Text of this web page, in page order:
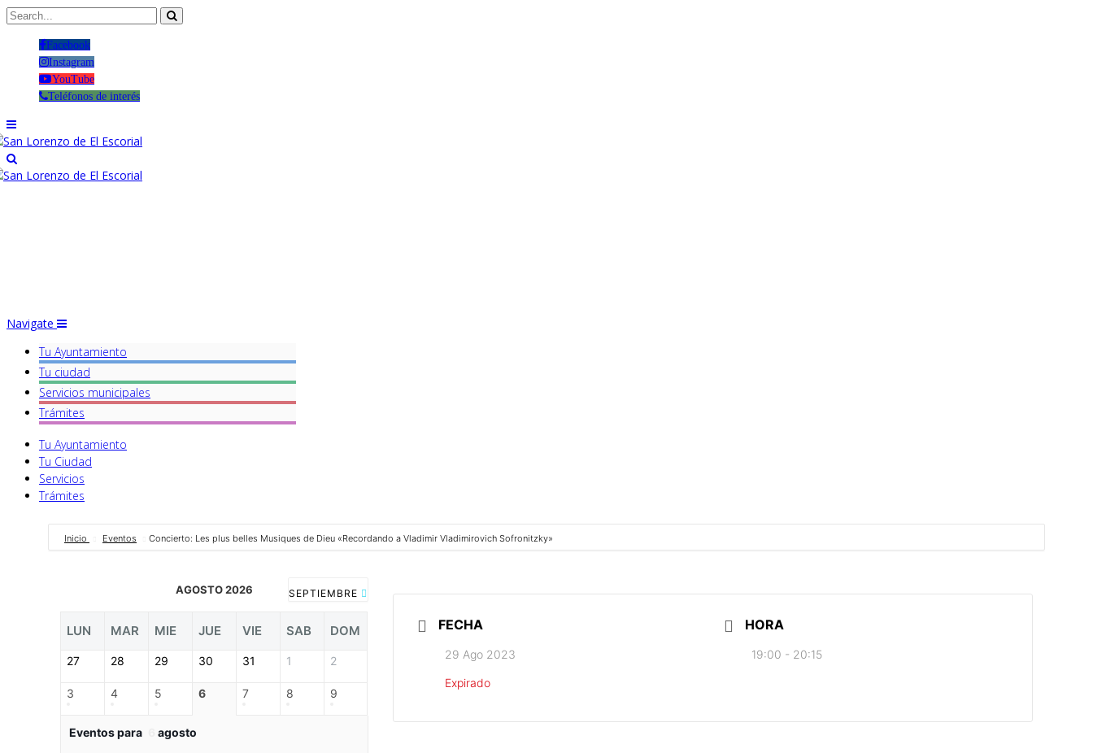
Facebook
Instagram
YouTube
Teléfonos de interés
Navigate
Tu Ayuntamiento
Tu ciudad
Servicios municipales
Trámites
Tu Ayuntamiento
Tu Ciudad
Servicios
Trámites
Inicio Eventos Concierto: Les plus belles Musiques de Dieu «Recordando a Vladimir Vladimirovich Sofronitzky»
AGOSTO 2026 SEPTIEMBRE
LUN MAR MIE JUE VIE SAB DOM
27 28 29 30 31 1 2
3 4 5 6 7 8 9
Eventos para agosto
FECHA
29 Ago 2023
Expirado
HORA
19:00 - 20:15